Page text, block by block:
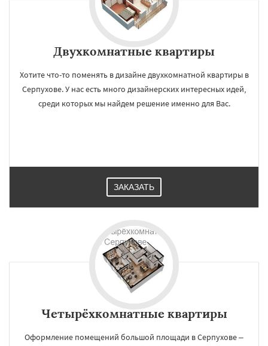
Двухкомнатные квартиры
Хотите что-то поменять в дизайне двухкомнатной квартиры в
Серпухове. У нас есть много дизайнерских интересных идей,
среди которых мы найдем решение именно для Вас.
ЗАКАЗАТЬ
Четырёхкомнатные квартиры
Оформление помещений большой площади в Серпухове –